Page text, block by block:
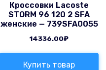
Кроссовки Lacoste
STORM 96 120 2 SFA
женские — 739SFA0055
14336.00₽
Купить товар